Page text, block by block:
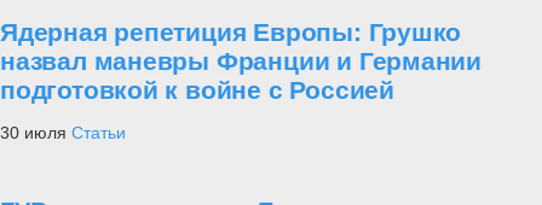
Ядерная репетиция Европы: Грушко
назвал маневры Франции и Германии
подготовкой к войне с Россией
30 июля Статьи